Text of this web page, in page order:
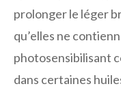
prolonger le léger
qu’elles ne
photosensibilisant
dans certaines